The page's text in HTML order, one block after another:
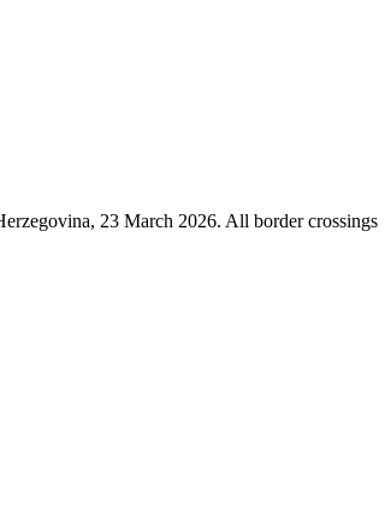
23 March 2026. All border crossings